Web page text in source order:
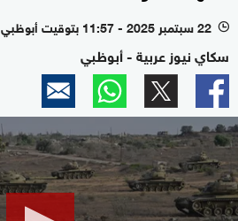
l 22 سبتمبر 2025 - 11:57 بتوقيت أبوظبي
سكاي نيوز عربية - أبوظبي